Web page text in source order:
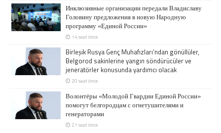
Инклюзивные организации передали Владиславу
Головину предложения в новую Народную
программу «Единой России»
14 saat önce
Birleşik Rusya Genç Muhafızları’ndan gönüllüler,
Belgorod sakinlerine yangın söndürücüler ve
jeneratörler konusunda yardımcı olacak
20 saat önce
Волонтёры «Молодой Гвардии Единой России»
помогут белгородцам с огнетушителями и
генераторами
21 saat önce